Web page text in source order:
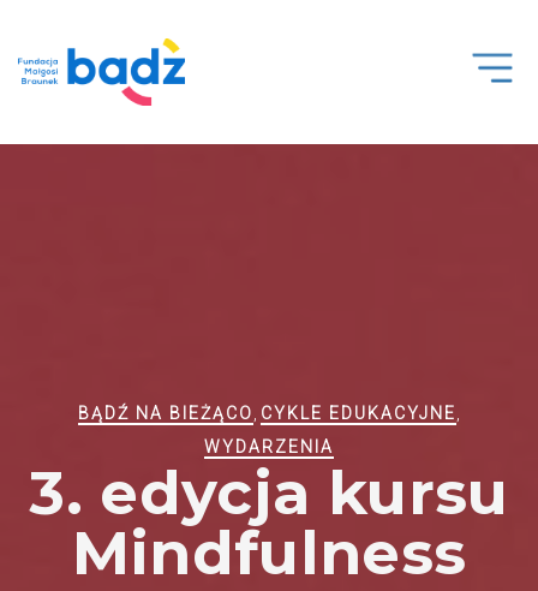
Open
BĄDŹ NA BIEŻĄCO CYKLE EDUKACYJNE
WYDARZENIA
3. edycja kursu
Mindfulness